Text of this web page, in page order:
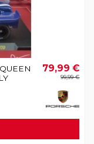
79,99 €
99,99 €